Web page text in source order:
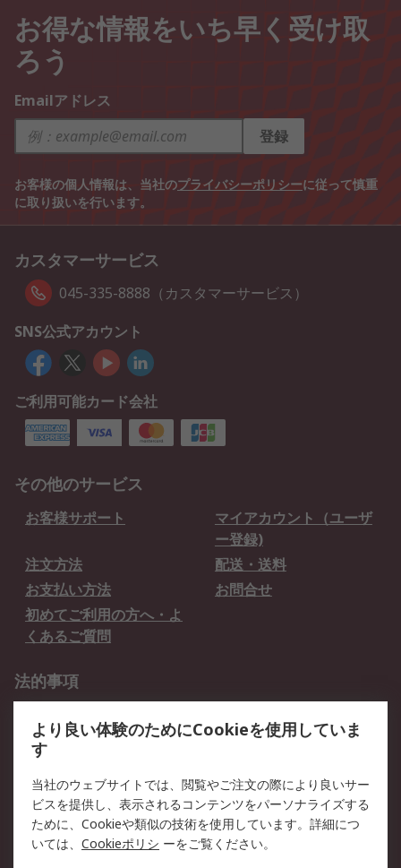
お得な情報をいち早く受け取
ろう
Emailアドレス
登録
お客様の個人情報は、当社のプライバシーポリシーに従って慎重
に取り扱いを行います。
カスタマーサービス
045-335-8888（カスタマーサービス）
SNS公式アカウント
ご利用可能カード会社
その他のサービス
お客様サポート
マイアカウント（ユーザ
ー登録)
注文方法
配送・送料
お支払い方法
お問合せ
初めてご利用の方へ・よ
くあるご質問
法的事項
クッキーポリシー
RSについて
会社概要
採用情報
プレスリリース＆お知ら
コーポレートサイト
より良い体験のためにCookieを使用していま
す
当社のウェブサイトでは、閲覧やご注文の際により良いサー
ビスを提供し、表示されるコンテンツをパーソナライズする
ために、Cookieや類似の技術を使用しています。詳細につ
いては、 Cookieポリシ ーをご覧ください。